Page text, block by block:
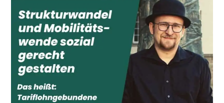
Krankenhäuser
insolvent
Staat
die